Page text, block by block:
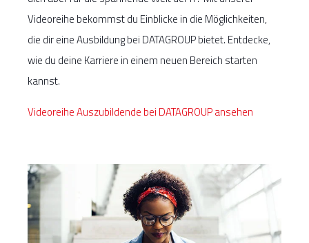
Videoreihe bekommst du Einblicke in die Möglichkeiten,
die dir eine Ausbildung bei DATAGROUP bietet. Entdecke,
wie du deine Karriere in einem neuen Bereich starten
kannst.
Videoreihe Auszubildende bei DATAGROUP ansehen